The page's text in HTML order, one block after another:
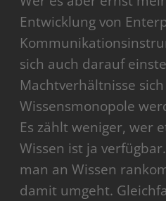
Entwicklung von
sich auch darauf
Machtverhältnisse
Wissensmonopole
Es zählt weniger, wer
Wissen ist ja
man an Wissen
damit umgeht.